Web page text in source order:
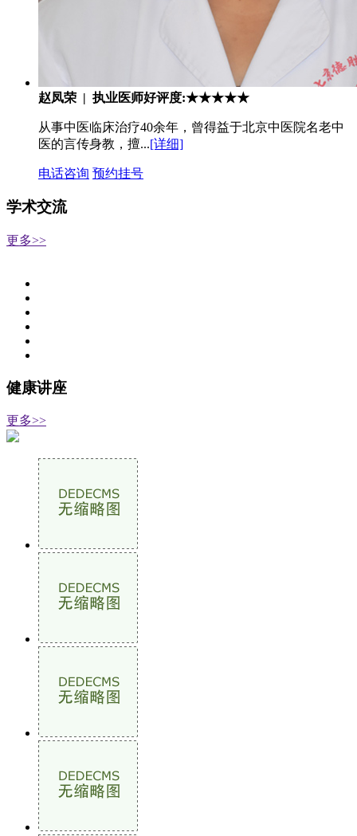
赵凤荣 | 执业医师好评度:★★★★★
从事中医临床治疗40余年，曾得益于北京中医院名老中
医的言传身教，擅...[详细]
电话咨询 预约挂号
学术交流
更多>>
健康讲座
更多>>